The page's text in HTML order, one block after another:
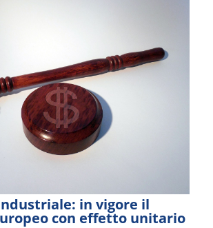
in vigore il
con effetto unitario